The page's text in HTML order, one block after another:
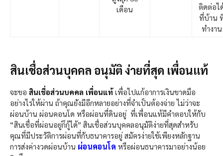
เดือน
ติดต่อไ
ที่บ้าน
ทำงาน
สินเชื่อส่วนบุคคล อนุมัติ ง่ายที่สุด เพื่อนแท้
จะขอ สินเชื่อส่วนบคคล เพื่อนแท้เพื่อไปแก้อาการเงินขาดมือ
อย่างไรให้ผ่าน ถ้าคุณยังมีอีกหลายอย่างที่จำเป็นต้องจ่าย ไม่ว่าจะ
ผ่อนบ้าน ผ่อนคอนโด หรือผ่อนที่ดินอยู่ ที่เพื่อนแท้มีคำตอบให้กับ
“สินเชื่อที่ผ่อนอยู่ก็กู้ได้” สินเชื่อส่วนบุคคลอนุมัติง่ายที่สุดสำหรับ
คุณที่มีประวัติการผ่อนที่กับธนาคารอยู่ สมัครง่ายใช้เพียงหลักฐาน
การส่งค่างวดผ่อนบ้าน ผ่อนคอนโด หรือผ่อนธนาคารมาอย่างน้อย